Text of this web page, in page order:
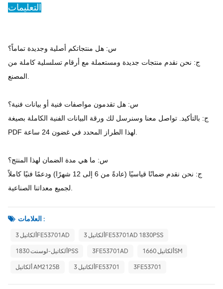
التعليمات
س: هل منتجاتكم أصلية وجديدة تماماً؟
ج: نحن نقدم منتجات جديدة ومستعملة مع أرقام تسلسلية كاملة من
س: هل تقدمون مواصفات فنية أو بيانات فنية؟
ج: بالتأكيد. تواصل معنا وسنرسل لك ورقة البيانات الفنية الكاملة بصيغة
س: ما هي مدة الضمان لهذا المنتج؟
ج: نحن نقدم ضمانًا قياسيًا (عادةً من 6 إلى 12 شهرًا) ودعمًا فنيًا كاملاً
العلامات :
ألكاتيل 3FE53701AD ألكاتيل 3FE53701AD 1830PSS
ألكاتيل-لوسنت 1830PSS 3FE53701AD ألكاتيل 1660SM
ألكاتيل AM2125B ألكاتيل 3FE53701 3FE53701